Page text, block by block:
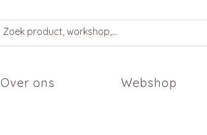
Over ons Webshop